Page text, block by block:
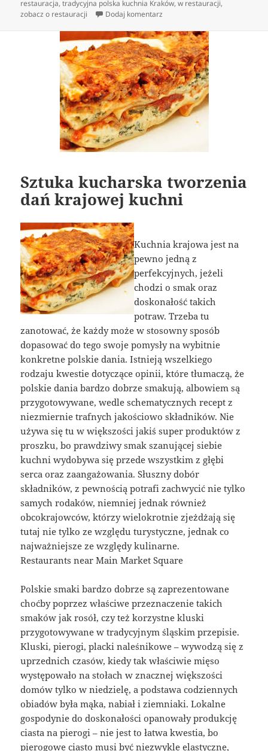
restauracja,tradycyjna polska kuchnia Kraków,w restauracji,
zobacz o restauracji
Dodaj komentarz
Sztuka kucharska tworzenia
dań krajowej kuchni
Kuchnia krajowa jest na
pewno jedną z
perfekcyjnych, jeżeli
chodzi o smak oraz
doskonałość takich
potraw. Trzeba tu
zanotować, że każdy może w stosowny sposób
dopasować do tego swoje pomysły na wybitnie
konkretne polskie dania. Istnieją wszelkiego
rodzaju kwestie dotyczące opinii, które tłumaczą, że
polskie dania bardzo dobrze smakują, albowiem są
przygotowywane, wedle schematycznych recept z
niezmiernie trafnych jakościowo składników. Nie
używa się tu w większości jakiś super produktów z
proszku, bo prawdziwy smak szanującej siebie
kuchni wydobywa się przede wszystkim z głębi
serca oraz zaangażowania. Słuszny dobór
składników, z pewnością potrafi zachwycić nie tylko
samych rodaków, niemniej jednak również
obcokrajowców, którzy wielokrotnie zjeżdżają się
tutaj nie tylko ze względu turystyczne, jednak co
najważniejsze ze względy kulinarne.
Restaurants near Main Market Square
Polskie smaki bardzo dobrze są zaprezentowane
choćby poprzez właściwe przeznaczenie takich
smaków jak rosół, czy też korzystne kluski
przygotowywane w tradycyjnym śląskim przepisie.
Kluski, pierogi, placki naleśnikowe – wywodzą się z
uprzednich czasów, kiedy tak właściwie mięso
występowało na stołach w znacznej większości
domów tylko w niedzielę, a podstawa codziennych
obiadów była mąka, nabiał i ziemniaki. Lokalne
gospodynie do doskonałości opanowały produkcję
ciasta na pierogi – nie jest to łatwa kwestia, bo
pierogowe ciasto musi być niezwykle elastyczne,